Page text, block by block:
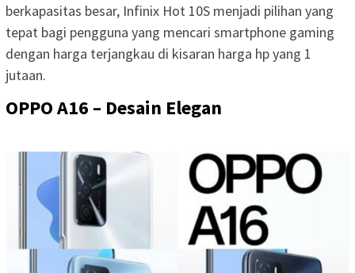
berkapasitas besar, Infinix Hot 10S menjadi pilihan yang
tepat bagi pengguna yang mencari smartphone gaming
dengan harga terjangkau di kisaran harga hp yang 1
jutaan.
OPPO A16 – Desain Elegan